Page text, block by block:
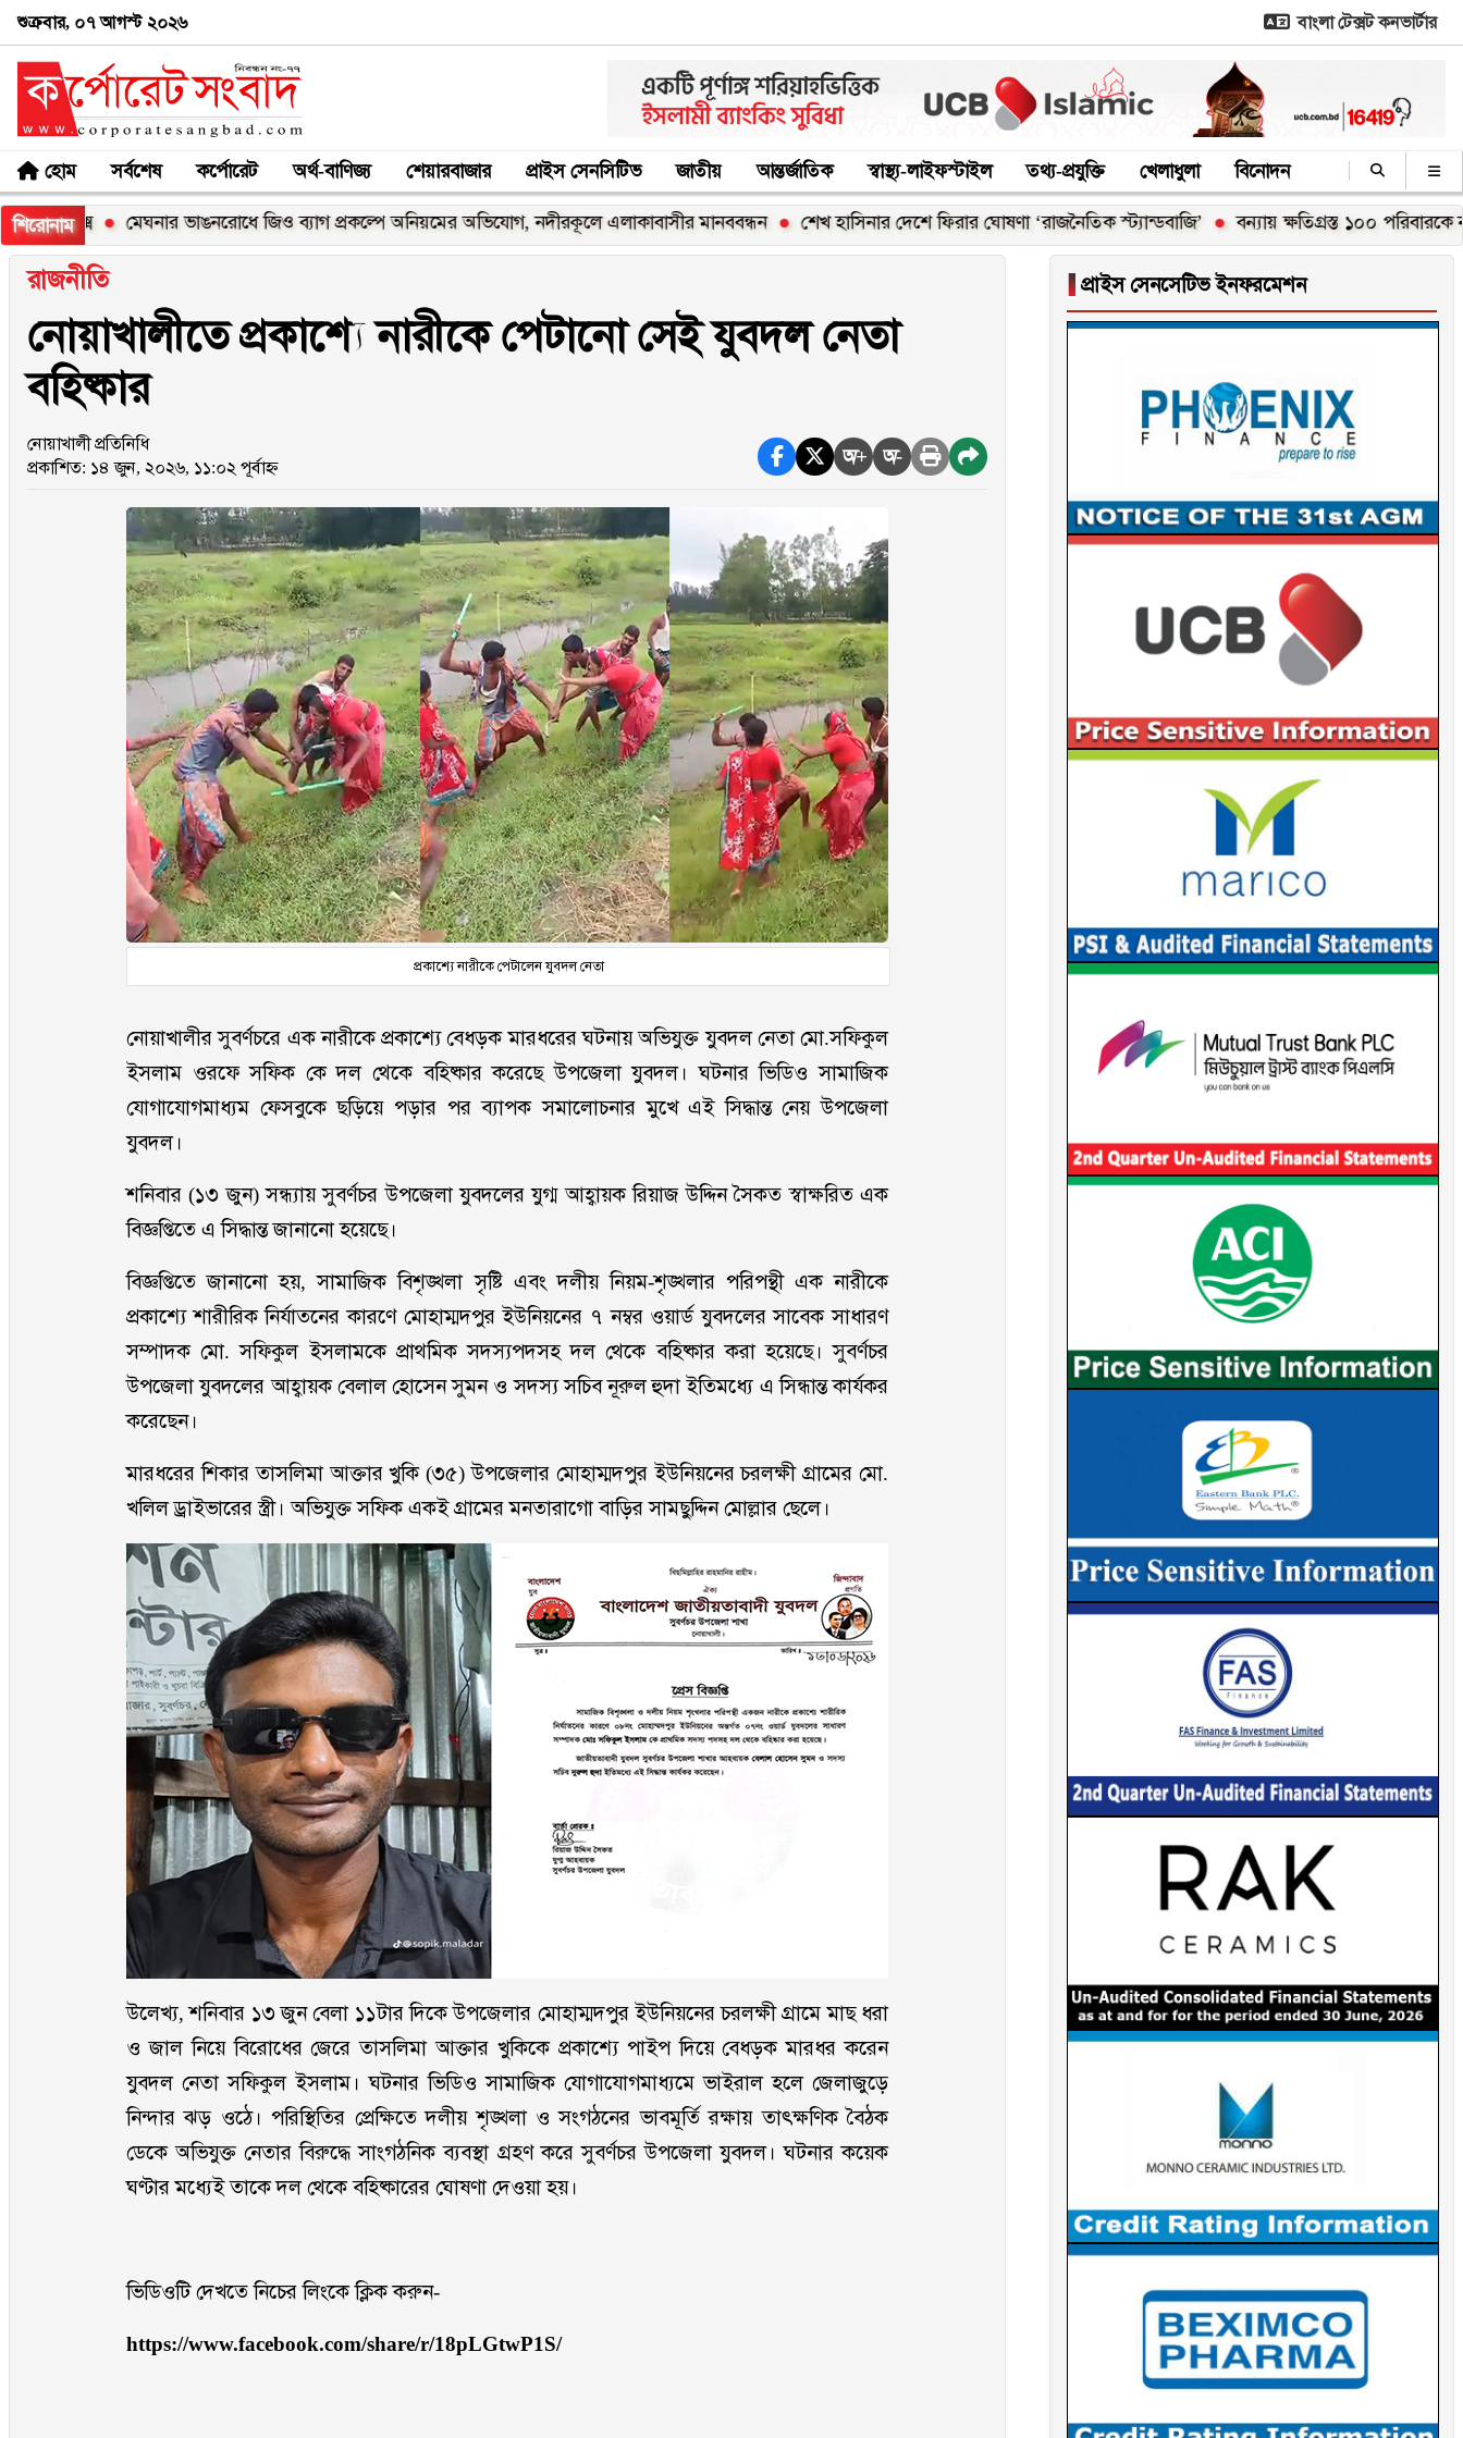
শুক্রবার, ০৭ আগস্ট ২০২৬ বাংলা টেক্সট কনভার্টার
হোম সর্বশেষ কর্পোরেট অর্থ-বাণিজ্য শেয়ারবাজার প্রাইস সেনসিটিভ জাতীয় আন্তর্জাতিক স্বাস্থ্য-লাইফস্টাইল তথ্য-প্রযুক্তি খেলাধুলা বিনোদন
শিরোনামমেঘনার ভাঙনরোধে জিও ব্যাগ প্রকল্পে অনিয়মের অভিযোগ, নদীরকূলে এলাকাবাসীর মানববন্ধন শেখ হাসিনার দেশে ফিরার ঘোষণা ‘রাজনৈতিক স্ট্যান্ডবাজি’ বন্যায় ক্ষতিগ্রস্ত ১০০ পরিবারকে নতুন ঘর
রাজনীতি
নোয়াখালীতে প্রকাশ্যে নারীকে পেটানো সেই যুবদল নেতা
বহিষ্কার
নোয়াখালী প্রতিনিধি
প্রকাশিত: ১৪ জুন, ২০২৬, ১১:০২ পূর্বাহ্ন
অ+ অ-
প্রকাশ্যে নারীকে পেটালেন যুবদল নেতা
নোয়াখালীর সুবর্ণচরে এক নারীকে প্রকাশ্যে বেধড়ক মারধরের ঘটনায় অভিযুক্ত যুবদল নেতা মো.সফিকুল
ইসলাম ওরফে সফিক কে দল থেকে বহিষ্কার করেছে উপজেলা যুবদল। ঘটনার ভিডিও সামাজিক
যোগাযোগমাধ্যম ফেসবুকে ছড়িয়ে পড়ার পর ব্যাপক সমালোচনার মুখে এই সিদ্ধান্ত নেয় উপজেলা
যুবদল।
শনিবার (১৩ জুন) সন্ধ্যায় সুবর্ণচর উপজেলা যুবদলের যুগ্ম আহ্বায়ক রিয়াজ উদ্দিন সৈকত স্বাক্ষরিত এক
বিজ্ঞপ্তিতে এ সিদ্ধান্ত জানানো হয়েছে।
বিজ্ঞপ্তিতে জানানো হয়, সামাজিক বিশৃঙ্খলা সৃষ্টি এবং দলীয় নিয়ম-শৃঙ্খলার পরিপন্থী এক নারীকে
প্রকাশ্যে শারীরিক নির্যাতনের কারণে মোহাম্মদপুর ইউনিয়নের ৭ নম্বর ওয়ার্ড যুবদলের সাবেক সাধারণ
সম্পাদক মো. সফিকুল ইসলামকে প্রাথমিক সদস্যপদসহ দল থেকে বহিষ্কার করা হয়েছে। সুবর্ণচর
উপজেলা যুবদলের আহ্বায়ক বেলাল হোসেন সুমন ও সদস্য সচিব নূরুল হুদা ইতিমধ্যে এ সিন্ধান্ত কার্যকর
করেছেন।
মারধরের শিকার তাসলিমা আক্তার খুকি (৩৫) উপজেলার মোহাম্মদপুর ইউনিয়নের চরলক্ষী গ্রামের মো.
খলিল ড্রাইভারের স্ত্রী। অভিযুক্ত সফিক একই গ্রামের মনতারাগো বাড়ির সামছুদ্দিন মোল্লার ছেলে।
উলেখ্য, শনিবার ১৩ জুন বেলা ১১টার দিকে উপজেলার মোহাম্মদপুর ইউনিয়নের চরলক্ষী গ্রামে মাছ ধরা
ও জাল নিয়ে বিরোধের জেরে তাসলিমা আক্তার খুকিকে প্রকাশ্যে পাইপ দিয়ে বেধড়ক মারধর করেন
যুবদল নেতা সফিকুল ইসলাম। ঘটনার ভিডিও সামাজিক যোগাযোগমাধ্যমে ভাইরাল হলে জেলাজুড়ে
নিন্দার ঝড় ওঠে। পরিস্থিতির প্রেক্ষিতে দলীয় শৃঙ্খলা ও সংগঠনের ভাবমূর্তি রক্ষায় তাৎক্ষণিক বৈঠক
ডেকে অভিযুক্ত নেতার বিরুদ্ধে সাংগঠনিক ব্যবস্থা গ্রহণ করে সুবর্ণচর উপজেলা যুবদল। ঘটনার কয়েক
ঘণ্টার মধ্যেই তাকে দল থেকে বহিষ্কারের ঘোষণা দেওয়া হয়।
ভিডিওটি দেখতে নিচের লিংকে ক্লিক করুন-
https://www.facebook.com/share/r/18pLGtwP1S/
▐ প্রাইস সেনসেটিভ ইনফরমেশন